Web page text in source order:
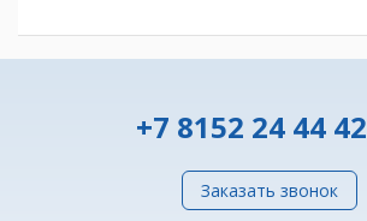
+7 8152 24 44 42
Заказать звонок